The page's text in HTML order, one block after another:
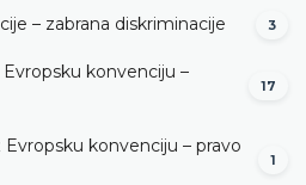
– zabrana diskriminacije 3
konvenciju –
17
konvenciju – pravo
1